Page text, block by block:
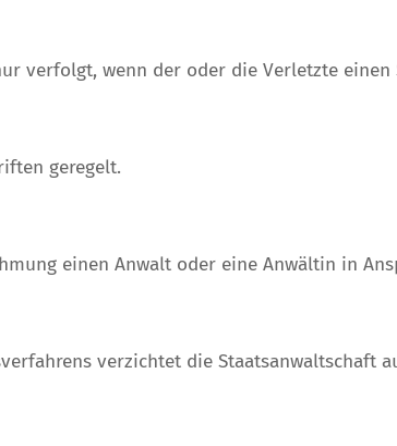
verfolgt, wenn der oder die Verletzte einen
geregelt.
einen Anwalt oder eine Anwältin in
verzichtet die Staatsanwaltschaft